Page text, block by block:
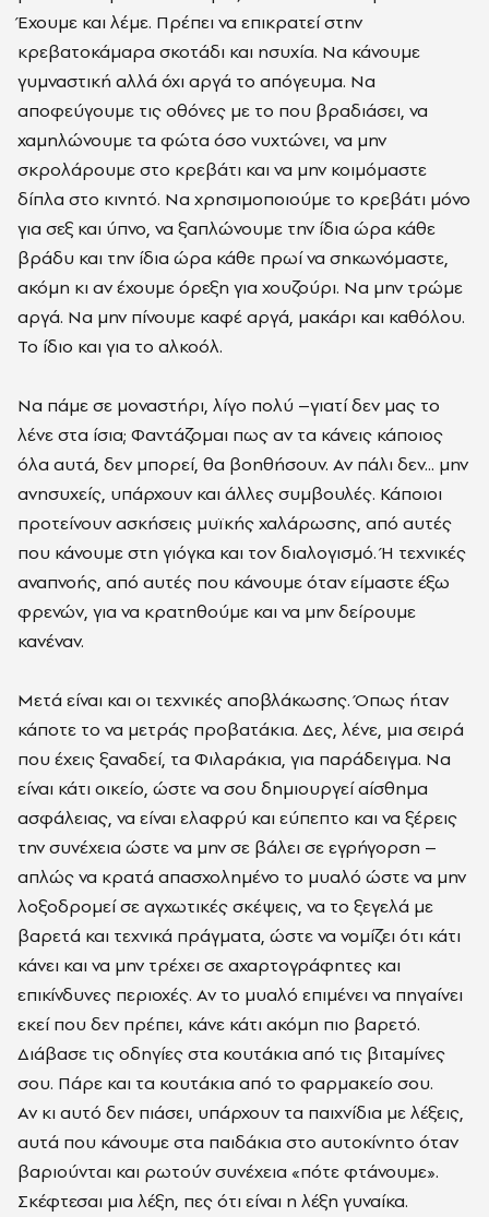
Έχουμε και λέμε. Πρέπει να επικρατεί στην
κρεβατοκάμαρα σκοτάδι και ησυχία. Να κάνουμε
γυμναστική αλλά όχι αργά το απόγευμα. Να
αποφεύγουμε τις οθόνες με το που βραδιάσει, να
χαμηλώνουμε τα φώτα όσο νυχτώνει, να μην
σκρολάρουμε στο κρεβάτι και να μην κοιμόμαστε
δίπλα στο κινητό. Να χρησιμοποιούμε το κρεβάτι μόνο
για σεξ και ύπνο, να ξαπλώνουμε την ίδια ώρα κάθε
βράδυ και την ίδια ώρα κάθε πρωί να σηκωνόμαστε,
ακόμη κι αν έχουμε όρεξη για χουζούρι. Να μην τρώμε
αργά. Να μην πίνουμε καφέ αργά, μακάρι και καθόλου.
Το ίδιο και για το αλκοόλ.
Να πάμε σε μοναστήρι, λίγο πολύ –γιατί δεν μας το
λένε στα ίσια; Φαντάζομαι πως αν τα κάνεις κάποιος
όλα αυτά, δεν μπορεί, θα βοηθήσουν. Αν πάλι δεν... μην
ανησυχείς, υπάρχουν και άλλες συμβουλές. Κάποιοι
προτείνουν ασκήσεις μυϊκής χαλάρωσης, από αυτές
που κάνουμε στη γιόγκα και τον διαλογισμό. Ή τεχνικές
αναπνοής, από αυτές που κάνουμε όταν είμαστε έξω
φρενών, για να κρατηθούμε και να μην δείρουμε
κανέναν.
Μετά είναι και οι τεχνικές αποβλάκωσης. Όπως ήταν
κάποτε το να μετράς προβατάκια. Δες, λένε, μια σειρά
που έχεις ξαναδεί, τα Φιλαράκια, για παράδειγμα. Να
είναι κάτι οικείο, ώστε να σου δημιουργεί αίσθημα
ασφάλειας, να είναι ελαφρύ και εύπεπτο και να ξέρεις
την συνέχεια ώστε να μην σε βάλει σε εγρήγορση –
απλώς να κρατά απασχολημένο το μυαλό ώστε να μην
λοξοδρομεί σε αγχωτικές σκέψεις, να το ξεγελά με
βαρετά και τεχνικά πράγματα, ώστε να νομίζει ότι κάτι
κάνει και να μην τρέχει σε αχαρτογράφητες και
επικίνδυνες περιοχές. Αν το μυαλό επιμένει να πηγαίνει
εκεί που δεν πρέπει, κάνε κάτι ακόμη πιο βαρετό.
Διάβασε τις οδηγίες στα κουτάκια από τις βιταμίνες
σου. Πάρε και τα κουτάκια από το φαρμακείο σου.
Αν κι αυτό δεν πιάσει, υπάρχουν τα παιχνίδια με λέξεις,
αυτά που κάνουμε στα παιδάκια στο αυτοκίνητο όταν
βαριούνται και ρωτούν συνέχεια «πότε φτάνουμε».
Σκέφτεσαι μια λέξη, πες ότι είναι η λέξη γυναίκα.